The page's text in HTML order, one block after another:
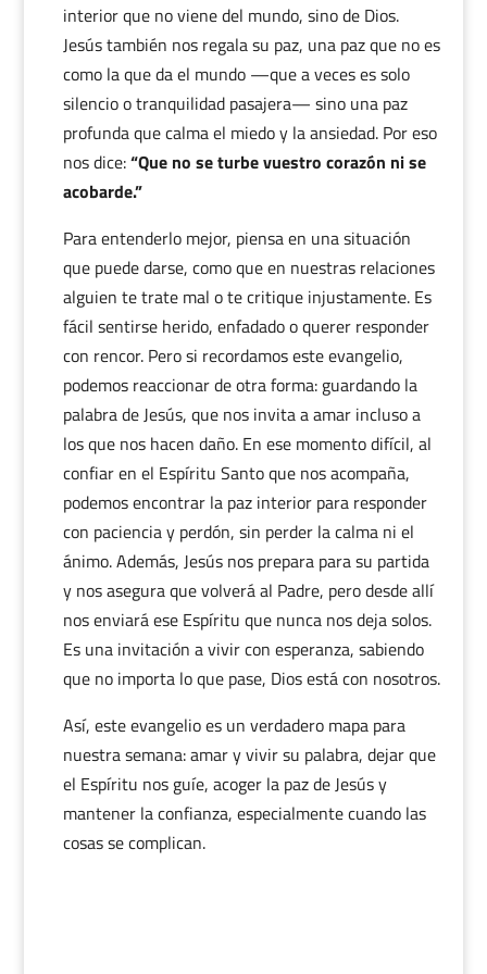
interior que no viene del mundo, sino de Dios.
Jesús también nos regala su paz, una paz que no es
como la que da el mundo —que a veces es solo
silencio o tranquilidad pasajera— sino una paz
profunda que calma el miedo y la ansiedad. Por eso
nos dice:“Que no se turbe vuestro corazón ni se
acobarde.”
Para entenderlo mejor, piensa en una situación
que puede darse, como que en nuestras relaciones
alguien te trate mal o te critique injustamente. Es
fácil sentirse herido, enfadado o querer responder
con rencor. Pero si recordamos este evangelio,
podemos reaccionar de otra forma: guardando la
palabra de Jesús, que nos invita a amar incluso a
los que nos hacen daño. En ese momento difícil, al
confiar en el Espíritu Santo que nos acompaña,
podemos encontrar la paz interior para responder
con paciencia y perdón, sin perder la calma ni el
ánimo. Además, Jesús nos prepara para su partida
y nos asegura que volverá al Padre, pero desde allí
nos enviará ese Espíritu que nunca nos deja solos.
Es una invitación a vivir con esperanza, sabiendo
que no importa lo que pase, Dios está con nosotros.
Así, este evangelio es un verdadero mapa para
nuestra semana: amar y vivir su palabra, dejar que
el Espíritu nos guíe, acoger la paz de Jesús y
mantener la confianza, especialmente cuando las
cosas se complican.